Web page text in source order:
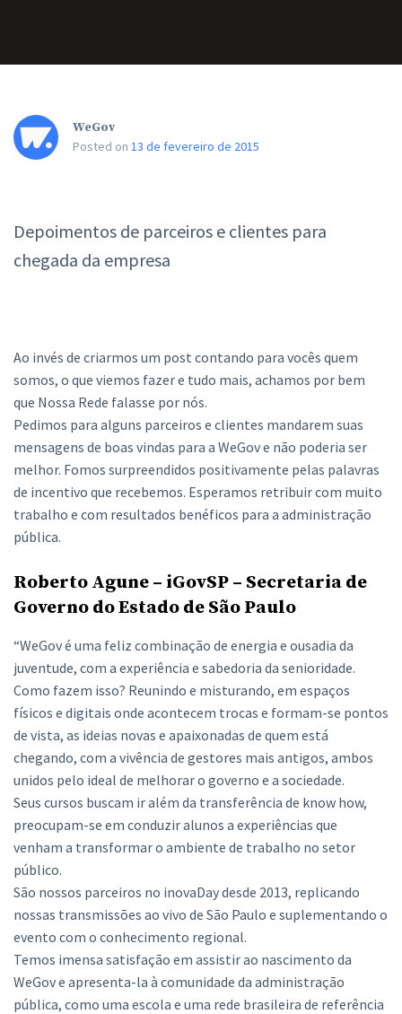
WeGov
Posted on 13 de fevereiro de 2015
Depoimentos de parceiros e clientes para
chegada da empresa
Ao invés de criarmos um post contando para vocês quem
somos, o que viemos fazer e tudo mais, achamos por bem
que Nossa Rede falasse por nós.
Pedimos para alguns parceiros e clientes mandarem suas
mensagens de boas vindas para a WeGov e não poderia ser
melhor. Fomos surpreendidos positivamente pelas palavras
de incentivo que recebemos. Esperamos retribuir com muito
trabalho e com resultados benéficos para a administração
pública.
Roberto Agune – iGovSP – Secretaria de
Governo do Estado de São Paulo
“WeGov é uma feliz combinação de energia e ousadia da
juventude, com a experiência e sabedoria da senioridade.
Como fazem isso? Reunindo e misturando, em espaços
físicos e digitais onde acontecem trocas e formam-se pontos
de vista, as ideias novas e apaixonadas de quem está
chegando, com a vivência de gestores mais antigos, ambos
unidos pelo ideal de melhorar o governo e a sociedade.
Seus cursos buscam ir além da transferência de know how,
preocupam-se em conduzir alunos a experiências que
venham a transformar o ambiente de trabalho no setor
público.
São nossos parceiros no inovaDay desde 2013, replicando
nossas transmissões ao vivo de São Paulo e suplementando o
evento com o conhecimento regional.
Temos imensa satisfação em assistir ao nascimento da
WeGov e apresenta-la à comunidade da administração
pública, como uma escola e uma rede brasileira de referência